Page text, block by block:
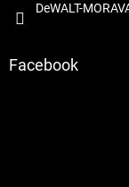
DeWALT-
Facebook